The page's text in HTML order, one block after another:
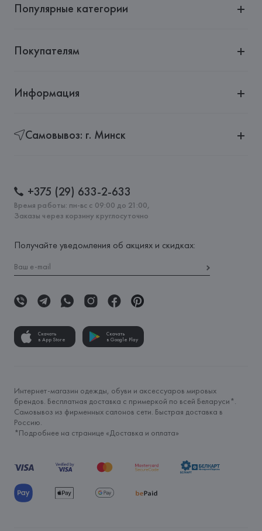
Страна происхождения товара:
Популярные категории
Покупателям
Информация
Самовывоз: г. Минск
+375 (29) 633-2-633
Время работы: пн-вс с 09:00 до 21:00,
Заказы через корзину круглосуточно
Получайте уведомления об акциях и скидках:
Скачать
в App Store
Скачать
в Google Play
Интернет-магазин одежды, обуви и аксессуаров мировых
брендов. Бесплатная доставка с примеркой по всей Беларуси*.
Самовывоз из фирменных салонов сети. Быстрая доставка в
Россию.
*Подробнее на странице «Доставка и оплата»